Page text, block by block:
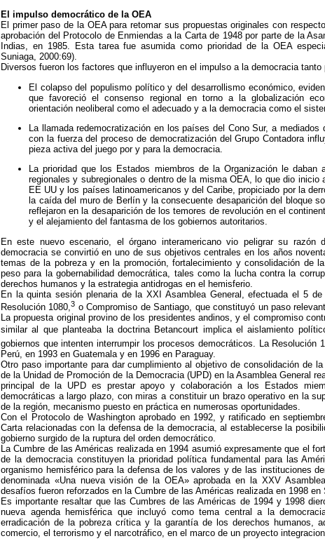
El impulso democrático de la OEA
El primer paso de la OEA para retomar sus propuestas originales con
aprobación del Protocolo de Enmiendas a la Carta de 1948 por parte de la
Indias, en 1985. Esta tarea fue asumida como prioridad de la OEA
Suniaga, 2000:69).
Diversos fueron los factores que influyeron en el impulso a la democracia
El colapso del populismo político y del desarrollismo económico,
que favoreció el consenso regional en torno a la globalización
orientación neoliberal como el adecuado y a la democracia como el
La llamada redemocratización en los países del Cono Sur, a
con la fuerza del proceso de democratización del Grupo Contadora
pieza activa del juego por y para la democracia.
La prioridad que los Estados miembros de la Organización le
regionales y subregionales o dentro de la misma OEA, lo que dio
EE UU y los países latinoamericanos y del Caribe, propiciado por la
la caída del muro de Berlín y la consecuente desaparición del bloque
reflejaron en la desaparición de los temores de revolución en el
y el alejamiento del fantasma de los gobiernos autoritarios.
En este nuevo escenario, el órgano interamericano vio peligrar su
democracia se convirtió en uno de sus objetivos centrales en los años
temas de la pobreza y en la promoción, fortalecimiento y consolidación de
peso para la gobernabilidad democrática, tales como la lucha contra la
derechos humanos y la estrategia antidrogas en el hemisferio.
En la quinta sesión plenaria de la XXI Asamblea General, efectuada el 5
Resolución 1080,3 o Compromiso de Santiago, que constituyó un paso
La propuesta original provino de los presidentes andinos, y el compromiso
similar al que planteaba la doctrina Betancourt implica el aislamiento
gobiernos que intenten interrumpir los procesos democráticos. La
Perú, en 1993 en Guatemala y en 1996 en Paraguay.
Otro paso importante para dar cumplimiento al objetivo de consolidación de
de la Unidad de Promoción de la Democracia (UPD) en la Asamblea General
principal de la UPD es prestar apoyo y colaboración a los Estados
democráticas a largo plazo, con miras a constituir un brazo operativo en la
de la región, mecanismo puesto en práctica en numerosas oportunidades.
Con el Protocolo de Washington aprobado en 1992, y ratificado en
Carta relacionadas con la defensa de la democracia, al establecerse la
gobierno surgido de la ruptura del orden democrático.
La Cumbre de las Américas realizada en 1994 asumió expresamente que el
de la democracia constituyen la prioridad política fundamental para las
organismo hemisférico para la defensa de los valores y de las instituciones
denominada «Una nueva visión de la OEA» aprobada en la XXV
desafíos fueron reforzados en la Cumbre de las Américas realizada en 1998 en
Es importante resaltar que las Cumbres de las Américas de 1994 y 1998
nueva agenda hemisférica que incluyó como tema central a la
erradicación de la pobreza crítica y la garantía de los derechos humanos,
comercio, el terrorismo y el narcotráfico, en el marco de un proyecto